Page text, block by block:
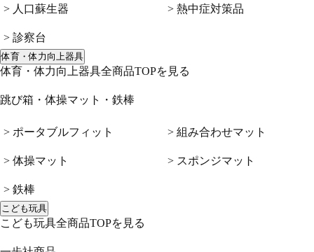
> 人口蘇生器
> 診察台
> 熱中症対策品
体育・体力向上器具
体育・体力向上器具全商品TOPを見る
跳び箱・体操マット・鉄棒
> ポータブルフィット
> 体操マット
> 鉄棒
> 組み合わせマット
> スポンジマット
こども玩具
こども玩具全商品TOPを見る